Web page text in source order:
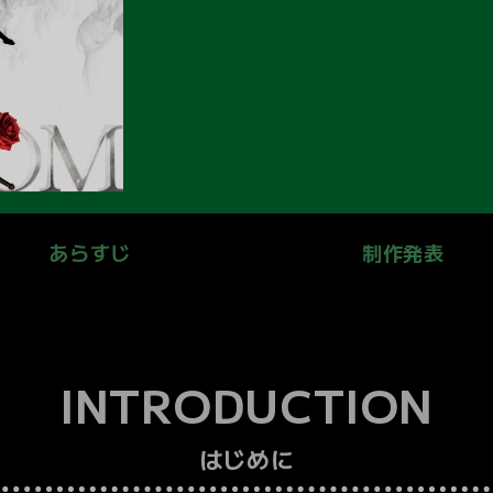
あらすじ 制作発表
INTRODUCTION
はじめに